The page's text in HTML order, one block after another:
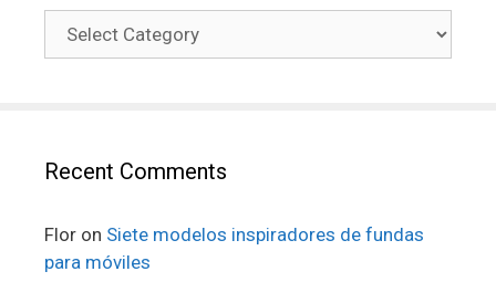
Recent Comments
Flor on Siete modelos inspiradores de fundas
para móviles